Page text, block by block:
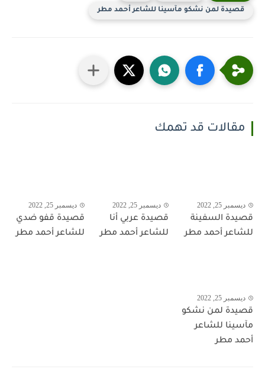
قصيدة لمن نشكو مآسينا للشاعر أحمد مطر
مقالات قد تهمك
ديسمبر 25, 2022
قصيدة السفينة
للشاعر أحمد مطر
ديسمبر 25, 2022
قصيدة عربي أنا
للشاعر أحمد مطر
ديسمبر 25, 2022
قصيدة قفو ضدي
للشاعر أحمد مطر
ديسمبر 25, 2022
قصيدة لمن نشكو
مآسينا للشاعر
أحمد مطر